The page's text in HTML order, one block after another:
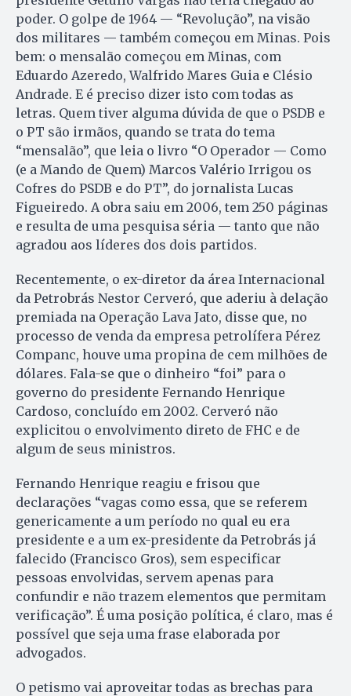
poder. O golpe de 1964 — “Revolução”, na visão
dos militares — também começou em Minas. Pois
bem: o mensalão começou em Minas, com
Eduardo Azeredo, Walfrido Mares Guia e Clésio
Andrade. E é preciso dizer isto com todas as
letras. Quem tiver alguma dúvida de que o PSDB e
o PT são irmãos, quando se trata do tema
“mensalão”, que leia o livro “O Operador — Como
(e a Mando de Quem) Marcos Valério Irrigou os
Cofres do PSDB e do PT”, do jornalista Lucas
Figueiredo. A obra saiu em 2006, tem 250 páginas
e resulta de uma pesquisa séria — tanto que não
agradou aos líderes dos dois partidos.
Recentemente, o ex-diretor da área Internacional
da Petrobrás Nestor Cerveró, que aderiu à delação
premiada na Operação Lava Jato, disse que, no
processo de venda da empresa petrolífera Pérez
Companc, houve uma propina de cem milhões de
dólares. Fala-se que o dinheiro “foi” para o
governo do presidente Fernando Henrique
Cardoso, concluído em 2002. Cerveró não
explicitou o envolvimento direto de FHC e de
algum de seus ministros.
Fernando Henrique reagiu e frisou que
declarações “vagas como essa, que se referem
genericamente a um período no qual eu era
presidente e a um ex-presidente da Petrobrás já
falecido (Francisco Gros), sem especificar
pessoas envolvidas, servem apenas para
confundir e não trazem elementos que permitam
verificação”. É uma posição política, é claro, mas é
possível que seja uma frase elaborada por
advogados.
O petismo vai aproveitar todas as brechas para